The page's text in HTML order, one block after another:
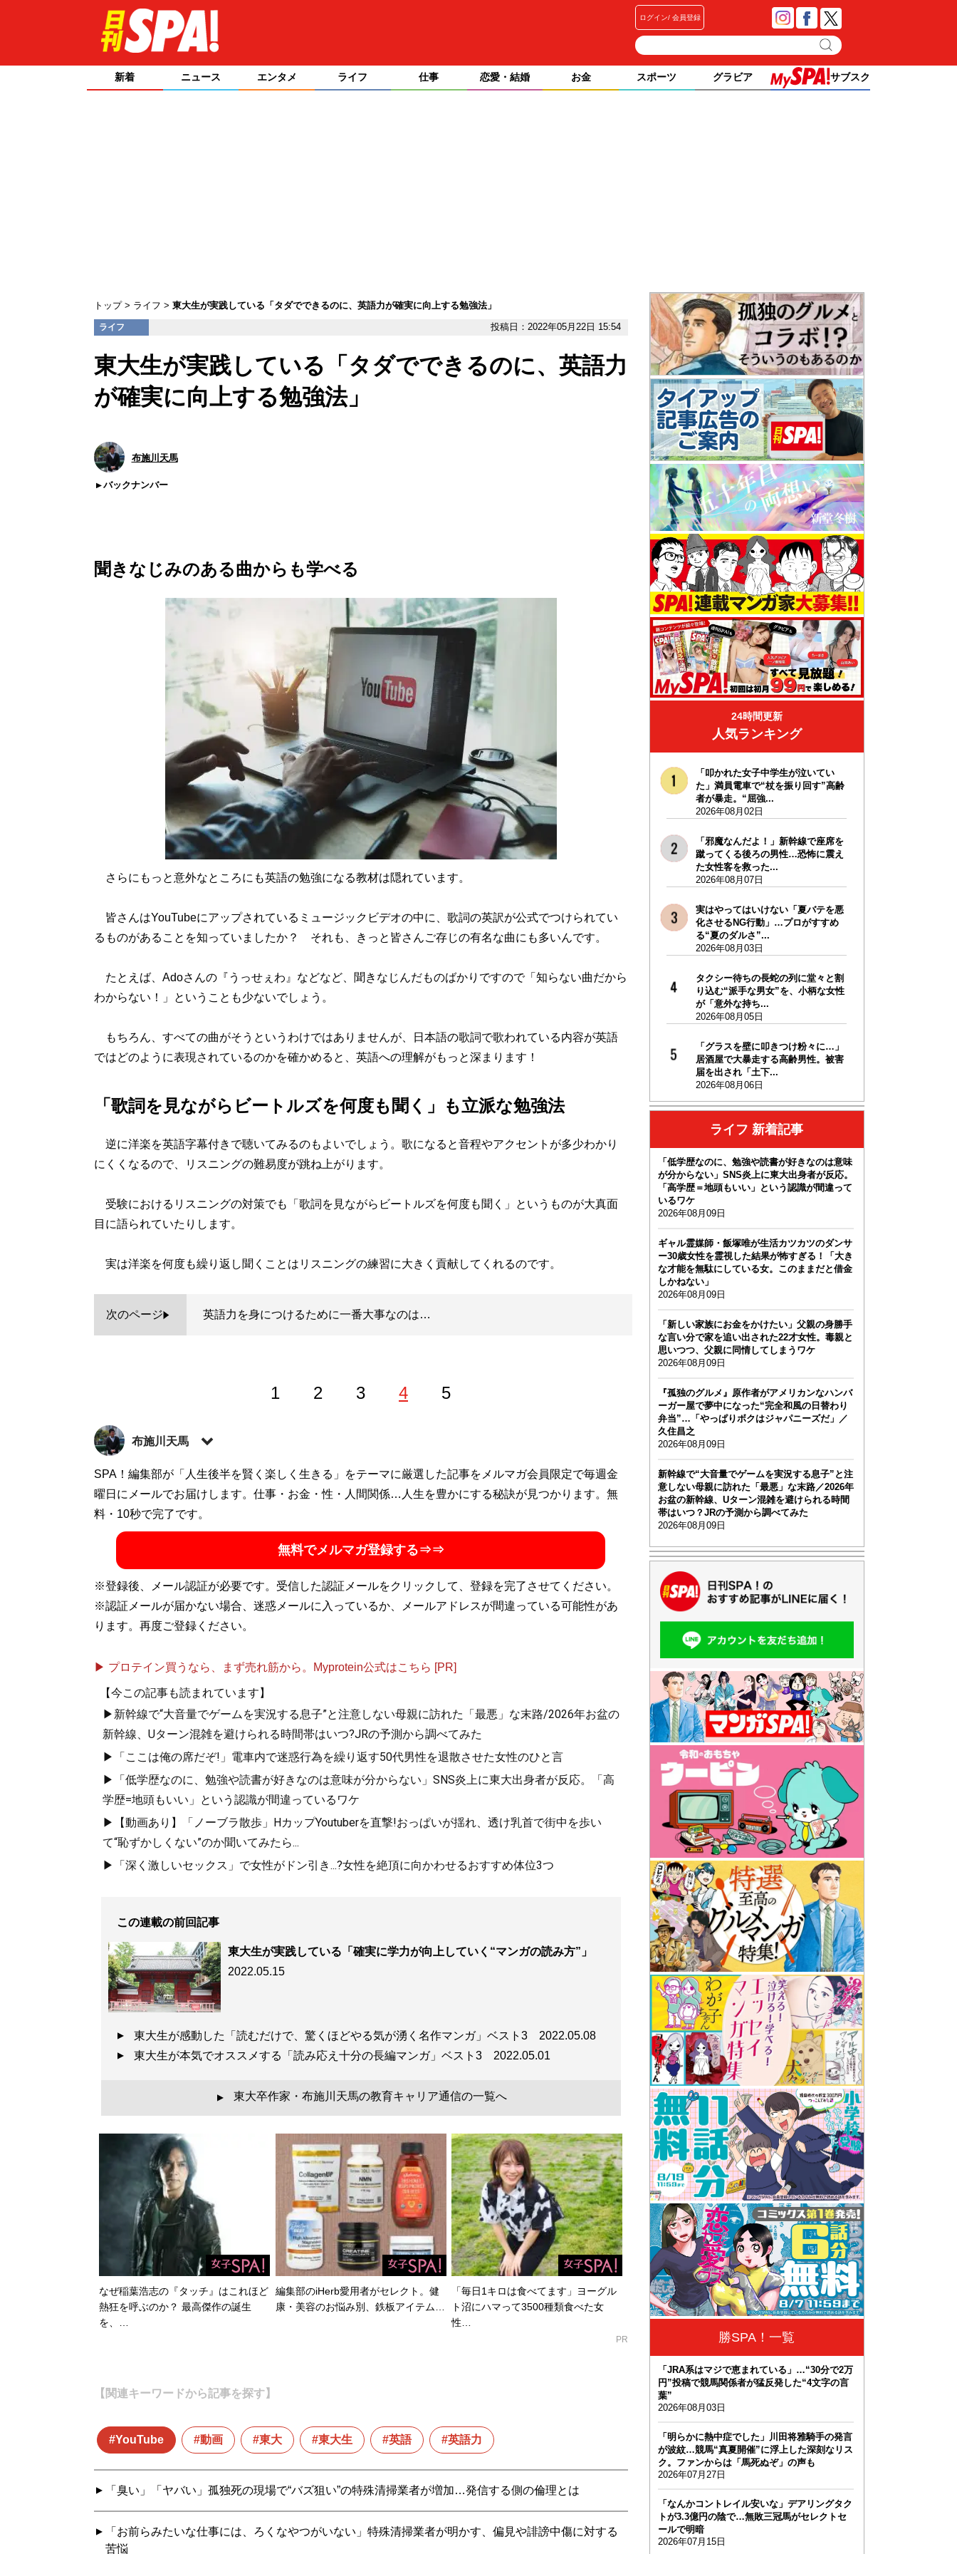
ログイン 会員登録
新着 ニュース エンタメ ライフ 仕事 恋愛・結婚 お金 スポーツ グラビア サブスク
トップ ライフ 東大生が実践している「タダでできるのに、英語力が確実に向上する勉強法」
ライフ 投稿日：2022年05月22日 15:54
東大生が実践している「タダでできるのに、英語力
が確実に向上する勉強法」
布施川天馬
バックナンバー
聞きなじみのある曲からも学べる
さらにもっと意外なところにも英語の勉強になる教材は隠れています。
皆さんはYouTubeにアップされているミュージックビデオの中に、歌詞の英訳が公式でつけられてい
るものがあることを知っていましたか？ それも、きっと皆さんご存じの有名な曲にも多いんです。
たとえば、Adoさんの『うっせぇわ』などなど、聞きなじんだものばかりですので「知らない曲だから
わからない！」ということも少ないでしょう。
もちろん、すべての曲がそうというわけではありませんが、日本語の歌詞で歌われている内容が英語
ではどのように表現されているのかを確かめると、英語への理解がもっと深まります！
「歌詞を見ながらビートルズを何度も聞く」も立派な勉強法
逆に洋楽を英語字幕付きで聴いてみるのもよいでしょう。歌になると音程やアクセントが多少わかり
にくくなるので、リスニングの難易度が跳ね上がります。
受験におけるリスニングの対策でも「歌詞を見ながらビートルズを何度も聞く」というものが大真面
目に語られていたりします。
実は洋楽を何度も繰り返し聞くことはリスニングの練習に大きく貢献してくれるのです。
次のページ 英語力を身につけるために一番大事なのは…
1 2 3 4 5
布施川天馬
著述家、教育ライター。 一般財団法人「ドラゴン桜財団」評議員。 1997年生まれ。世帯年収300万円台
の家庭に生まれながらも、効率的な勉強法を編み出し、一浪の末東大合格を果たす。著書に最小コスト
で結果を出すノウハウを体系化した『
ついた「コスパを極限まで高める時間の使い方」を解説した『東大式時間術』など。株式会社カルペ・
にて、お金と時間をかけない「省エネスタイルの勉強法」などを伝える。MENSA会員。（Xア
目標達成のための最短ルート、最小コストの具体的な方法が満載
『 東大合格はいくらで買えるか？』
東大生100人調査でわかった教育投資の正解 (星海社 e-SHINSHO)
記事一覧へ
SPA！編集部が「人生後半を賢く楽しく生きる」をテーマに厳選した記事をメルマガ会員限定で毎週金
曜日にメールでお届けします。仕事・お金・性・人間関係…人生を豊かにする秘訣が見つかります。無
料・10秒で完了です。
無料でメルマガ登録する⇒⇒
※登録後、メール認証が必要です。受信した認証メールをクリックして、登録を完了させてください。
※認証メールが届かない場合、迷惑メールに入っているか、メールアドレスが間違っている可能性があ
ります。再度ご登録ください。
▶ プロテイン買うなら、まず売れ筋から。Myprotein公式はこちら [PR]
【今この記事も読まれています】
▶新幹線で“大音量でゲームを実況する息子”と注意しない母親に訪れた「最悪」な末路/2026年お盆の
新幹線、Uターン混雑を避けられる時間帯はいつ?JRの予測から調べてみた
▶「ここは俺の席だぞ!」電車内で迷惑行為を繰り返す50代男性を退散させた女性のひと言
▶「低学歴なのに、勉強や読書が好きなのは意味が分からない」SNS炎上に東大出身者が反応。「高
学歴=地頭もいい」という認識が間違っているワケ
▶【動画あり】「ノーブラ散歩」HカップYoutuberを直撃!おっぱいが揺れ、透け乳首で街中を歩い
て“恥ずかしくない”のか聞いてみたら...
▶「深く激しいセックス」で女性がドン引き...?女性を絶頂に向かわせるおすすめ体位3つ
この連載の前回記事
東大生が実践している「確実に学力が向上していく“マンガの読み方”」
2022.05.15
東大生が感動した「読むだけで、驚くほどやる気が湧く名作マンガ」ベスト3 2022.05.08
東大生が本気でオススメする「読み応え十分の長編マンガ」ベスト3 2022.05.01
▲ 東大卒作家・布施川天馬の教育キャリア通信の一覧へ
なぜ稲葉浩志の『タッチ』はこれほど
熱狂を呼ぶのか？ 最高傑作の誕生
を、…
編集部のiHerb愛用者がセレクト。健
康・美容のお悩み別、鉄板アイテム…
「毎日1キロは食べてます」ヨーグル
ト沼にハマって3500種類食べた女
性…
PR
【関連キーワードから記事を探す】
YouTube 動画 東大 東大生 英語 英語力
「臭い」「ヤバい」孤独死の現場で“バズ狙い”の特殊清掃業者が増加…発信する側の倫理とは
「お前らみたいな仕事には、ろくなやつがいない」特殊清掃業者が明かす、偏見や誹謗中傷に対する
苦悩
24時間更新
人気ランキング
「叩かれた女子中学生が泣いてい
た」満員電車で“杖を振り回す”高齢
者が暴走。“屈強...
2026年08月02日
「邪魔なんだよ！」新幹線で座席を
蹴ってくる後ろの男性…恐怖に震え
た女性客を救った...
2026年08月07日
実はやってはいけない「夏バテを悪
化させるNG行動」…プロがすすめ
る“夏のダルさ”...
2026年08月03日
タクシー待ちの長蛇の列に堂々と割
り込む“派手な男女”を、小柄な女性
が「意外な持ち...
2026年08月05日
「グラスを壁に叩きつけ粉々に…」
居酒屋で大暴走する高齢男性。被害
届を出され「土下...
2026年08月06日
ライフ 新着記事
「低学歴なのに、勉強や読書が好きなのは意味
が分からない」SNS炎上に東大出身者が反応。
「高学歴＝地頭もいい」という認識が間違って
いるワケ
2026年08月09日
ギャル霊媒師・飯塚唯が生活カツカツのダンサ
ー30歳女性を霊視した結果が怖すぎる！「大き
な才能を無駄にしている女。このままだと借金
しかねない」
2026年08月09日
「新しい家族にお金をかけたい」父親の身勝手
な言い分で家を追い出された22才女性。毒親と
思いつつ、父親に同情してしまうワケ
2026年08月09日
『孤独のグルメ』原作者がアメリカンなハンバ
ーガー屋で夢中になった“完全和風の日替わり
弁当”…「やっぱりボクはジャパニーズだ」／
久住昌之
2026年08月09日
新幹線で“大音量でゲームを実況する息子”と注
意しない母親に訪れた「最悪」な末路／2026年
お盆の新幹線、Uターン混雑を避けられる時間
帯はいつ？JRの予測から調べてみた
2026年08月09日
勝SPA！一覧
「JRA系はマジで恵まれている」…“30分で2万
円”投稿で競馬関係者が猛反発した“4文字の言
葉”
2026年08月03日
「明らかに熱中症でした」川田将雅騎手の発言
が波紋…競馬“真夏開催”に浮上した深刻なリス
ク。ファンからは「馬死ぬぞ」の声も
2026年07月27日
「なんかコントレイル安いな」デアリングタク
トが3.3億円の陰で…無敗三冠馬がセレクトセ
ールで明暗
2026年07月15日